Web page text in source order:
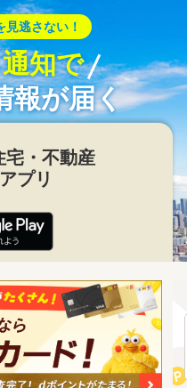
見逃さない！
知で
報が届く
宅・不動産
アプリ